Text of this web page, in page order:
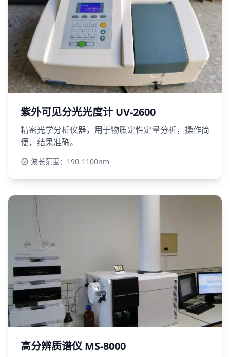
紫外可见分光光度计 UV-2600
精密光学分析仪器，用于物质定性定量分析，操作简
便，结果准确。
波长范围：190-1100nm
高分辨质谱仪 MS-8000